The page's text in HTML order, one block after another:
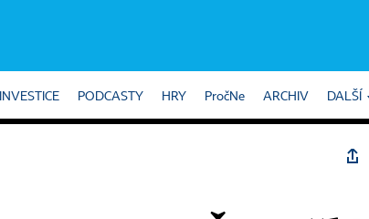
INVESTICE PODCASTY HRY PročNe ARCHIV DALŠÍ